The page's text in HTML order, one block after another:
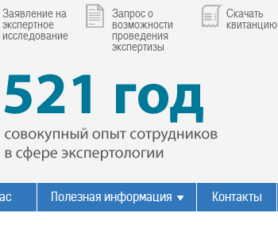
Заявление на
экспертное
исследование
Запрос о
возможности
проведения
экспертизы
Скачать
квитанцию
Полезная информация Контакты